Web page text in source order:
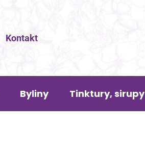
Kontakt
Byliny Tinktury, sirupy